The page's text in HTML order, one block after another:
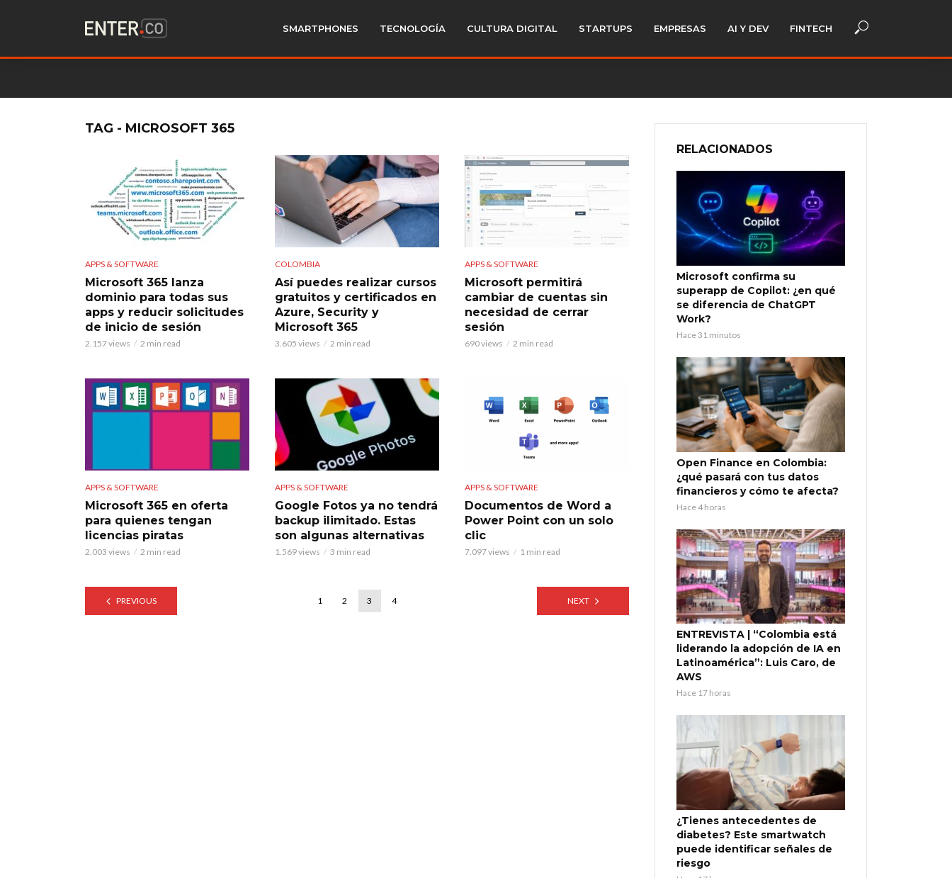
SMARTPHONES TECNOLOGÍA CULTURA DIGITAL STARTUPS EMPRESAS AI Y DEV FINTECH
TAG - MICROSOFT 365
APPS & SOFTWARE
Microsoft 365 lanza
dominio para todas sus
apps y reducir solicitudes
de inicio de sesión
2.157 views 2 min read
COLOMBIA
Así puedes realizar cursos
gratuitos y certificados en
Azure, Security y
Microsoft 365
3.605 views 2 min read
APPS & SOFTWARE
Microsoft permitirá
cambiar de cuentas sin
necesidad de cerrar
sesión
690 views 2 min read
APPS & SOFTWARE
Microsoft 365 en oferta
para quienes tengan
licencias piratas
2.003 views 2 min read
APPS & SOFTWARE
Google Fotos ya no tendrá
backup ilimitado. Estas
son algunas alternativas
1.569 views 3 min read
APPS & SOFTWARE
Documentos de Word a
Power Point con un solo
clic
7.097 views 1 min read
PREVIOUS 1 2 3 4 NEXT
RELACIONADOS
Microsoft confirma su
superapp de Copilot: ¿en qué
se diferencia de ChatGPT
Work?
Hace 31 minutos
Open Finance en Colombia:
¿qué pasará con tus datos
financieros y cómo te afecta?
Hace 4 horas
ENTREVISTA | “Colombia está
liderando la adopción de IA en
Latinoamérica”: Luis Caro, de
AWS
Hace 17 horas
¿Tienes antecedentes de
diabetes? Este smartwatch
puede identificar señales de
riesgo